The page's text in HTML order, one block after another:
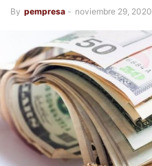
By pempresa - noviembre 29, 2020